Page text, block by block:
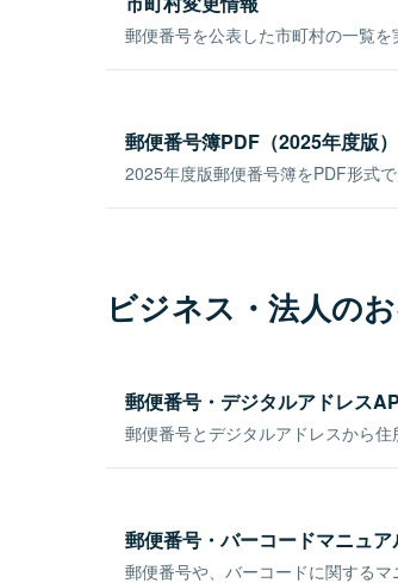
郵便番号を公表した市町村の一覧を
郵便番号簿PDF（2025年度版）
2025年度版郵便番号簿をPDF形式
ビジネス・法人の
郵便番号・デジタルアドレス
郵便番号とデジタルアドレスから住
郵便番号・バーコードマニュア
郵便番号や、バーコードに関するマ